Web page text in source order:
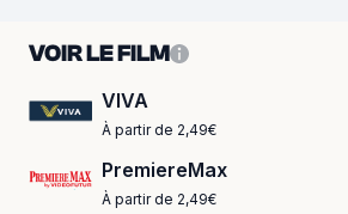
VOIR LE FILM
VIVA
À partir de 2,49€
PremiereMax
À partir de 2,49€